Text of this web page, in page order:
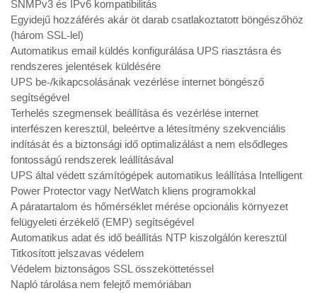
SNMPv3 és IPv6 kompatibilitás
Egyidejű hozzáférés akár öt darab csatlakoztatott böngészőhöz
(három SSL-lel)
Automatikus email küldés konfigurálása UPS riasztásra és
rendszeres jelentések küldésére
UPS be-/kikapcsolásának vezérlése internet böngésző
segítségével
Terhelés szegmensek beállítása és vezérlése internet
interfészen keresztül, beleértve a létesítmény szekvenciális
indítását és a biztonsági idő optimalizálást a nem elsődleges
fontosságú rendszerek leállításával
UPS által védett számítógépek automatikus leállítása Intelligent
Power Protector vagy NetWatch kliens programokkal
A páratartalom és hőmérséklet mérése opcionális környezet
felügyeleti érzékelő (EMP) segítségével
Automatikus adat és idő beállítás NTP kiszolgálón keresztül
Titkosított jelszavas védelem
Védelem biztonságos SSL összeköttetéssel
Napló tárolása nem felejtő memóriában